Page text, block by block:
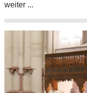
weiter ...